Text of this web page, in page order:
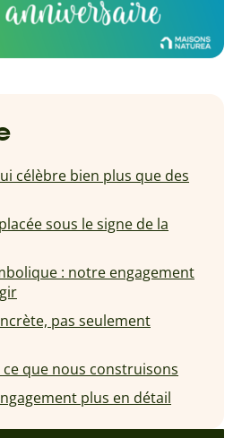
célèbre bien plus que des
sous le signe de la
: notre engagement
pas seulement
que nous construisons
plus en détail